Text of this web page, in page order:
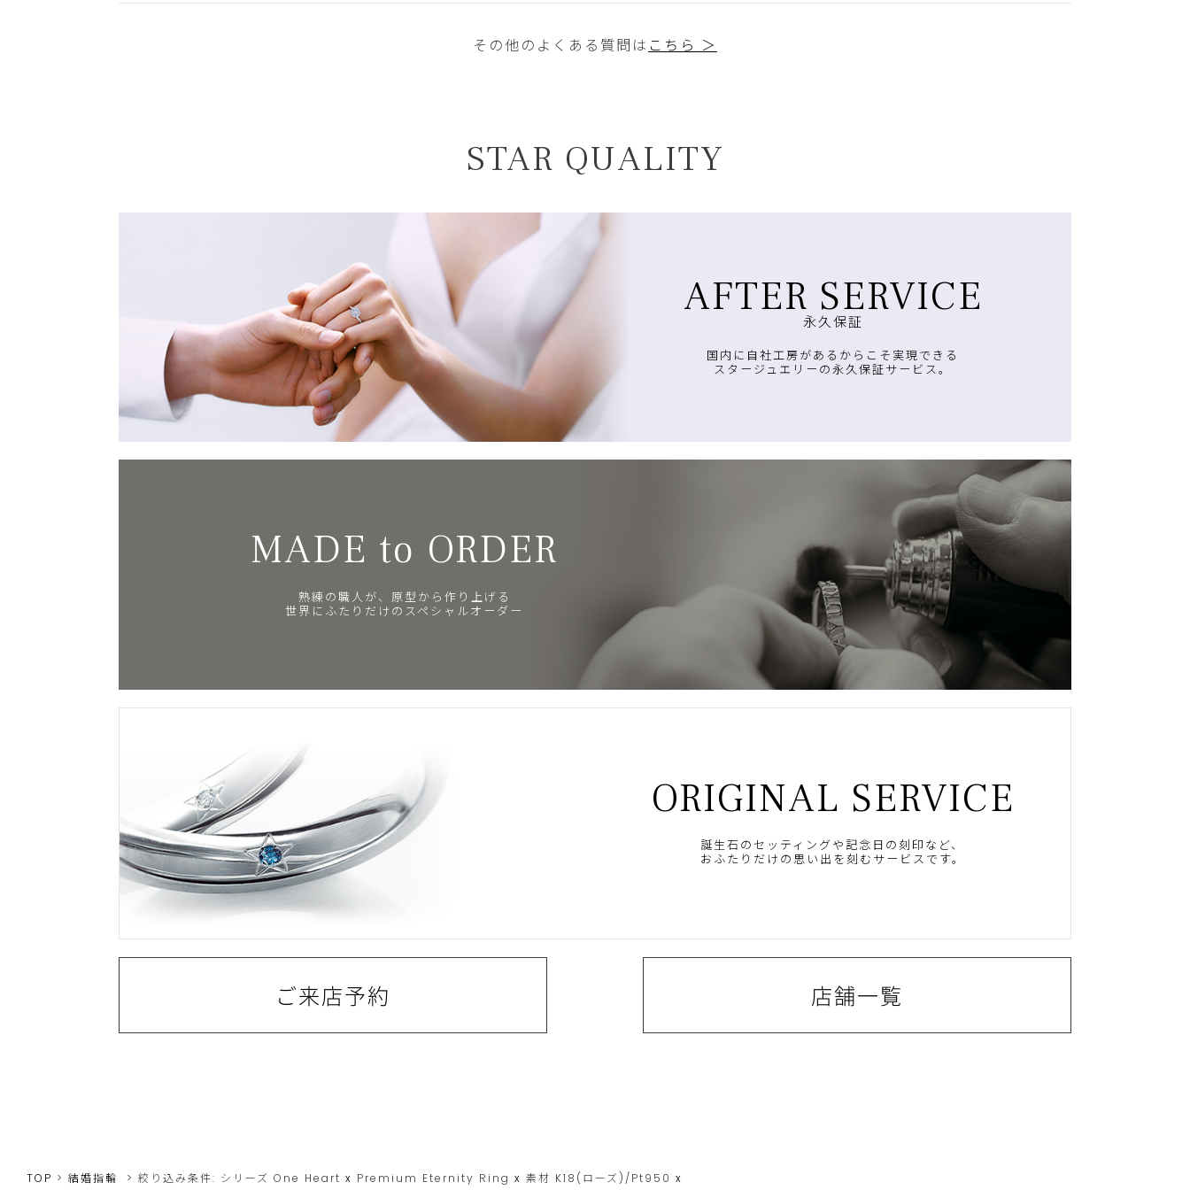
その他のよくある質問は こちら ＞
STAR QUALITY
AFTER SERVICE
永久保証
国内に自社工房があるからこそ実現できる
スタージュエリーの永久保証サービス。
MADE to ORDER
熟練の職人が、原型から作り上げる
世界にふたりだけのスペシャルオーダー
ORIGINAL SERVICE
誕生石のセッティングや記念日の刻印など、
おふたりだけの思い出を刻むサービスです。
ご来店予約 店舗一覧
TOP 結婚指輪 絞り込み条件: シリーズ One Heart x Premium Eternity Ring x 素材 K18(ローズ)/Pt950 x